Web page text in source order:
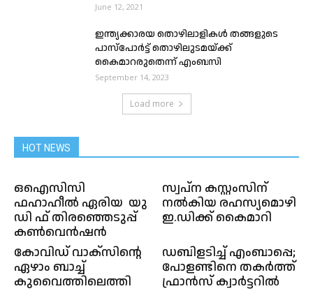
June 12, 2021
ഇന്ത്യക്കാരയ തൊഴിലാളികൾ തങ്ങളുടെ
പാസ്‌പോർട്ട് തൊഴിലുടമയ്ക്ക്
കൈമാറരുതെന്ന് എംബസി
September 14, 2023
Load more
HOT NEWS
ഒഐസിസി
ഫഹാഹീൽ ഏരിയ യു
ഡി ഫ് തിരഞ്ഞെടുപ്പ്
കൺവെൻഷൻ
സ്വപ്‌ന കസ്റ്റംസിന്
നല്‍കിയ രഹസ്യമൊഴി
ഇ.ഡിക്ക് കൈമാറി
കോവിഡ് വാക്സിൻ്റെ
ഏഴാം ബാച്ച്
കുവൈത്തിലെത്തി
ഡബിളടിച്ച് എംബാപ്പെ;
പോളണ്ടിനെ തകര്‍ത്ത്
ഫ്രാന്‍സ് ക്വാര്‍ട്ടറില്‍